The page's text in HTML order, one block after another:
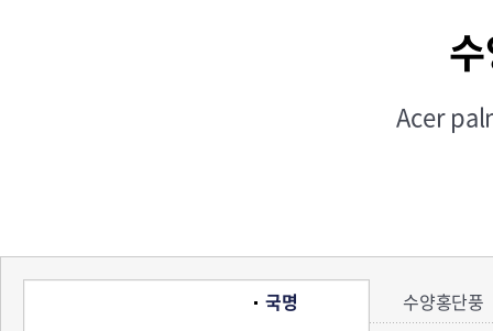
Acer
국명
수양홍단풍